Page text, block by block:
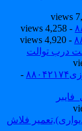
- 4,258
- 4,920
توالت
-
فلاش